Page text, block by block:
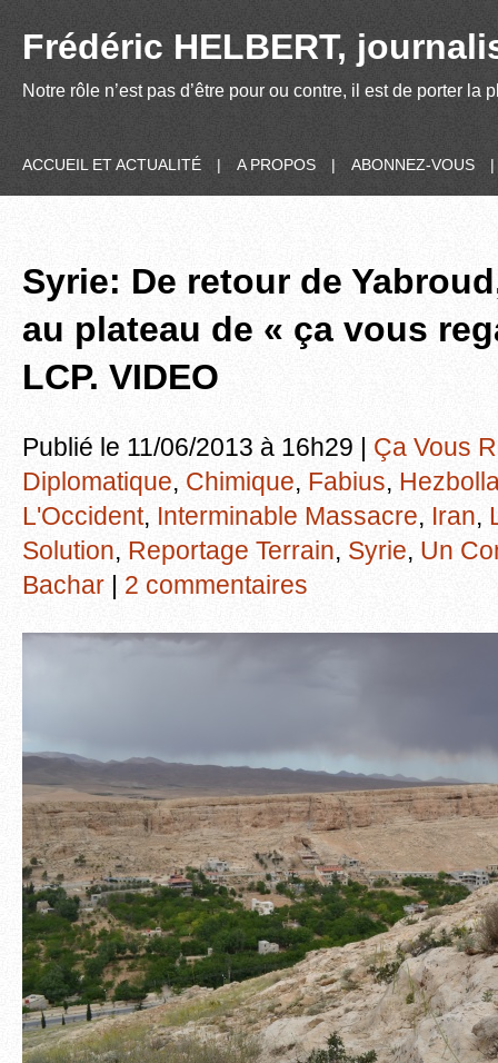
Frédéric HELBERT,
Notre rôle n’est pas d’être pour ou contre, il est de porter
ACCUEIL ET ACTUALITÉ | A PROPOS | ABONNEZ-VOUS |
Syrie: De retour de
au plateau de « ça vous
LCP. VIDEO
Publié le 11/06/2013 à 16h29 | Ça Vous
Diplomatique, Chimique, Fabius,
L'Occident, Interminable Massacre, Iran,
Solution, Reportage Terrain, Syrie, Un
Bachar | 2 commentaires